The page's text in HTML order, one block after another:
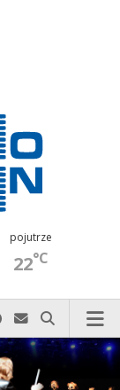
pojutrze
22°C
zadzwoń
u
X
nas na Instagram-ie
nas na TikTok-u
Szukaj nas na Spotify
Wyślij do nas
Szukaj